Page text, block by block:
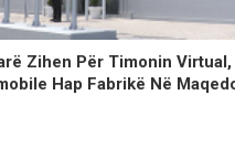
Zihen Për Timonin Virtual,
Hap Fabrikë Në